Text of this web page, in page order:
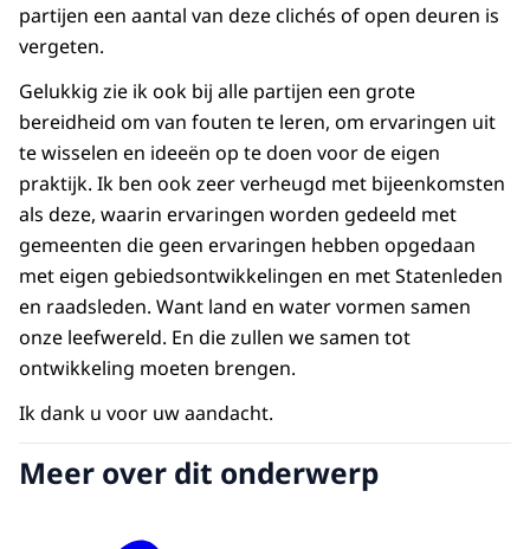
partijen een aantal van deze clichés of open deuren is
vergeten.
Gelukkig zie ik ook bij alle partijen een grote
bereidheid om van fouten te leren, om ervaringen uit
te wisselen en ideeën op te doen voor de eigen
praktijk. Ik ben ook zeer verheugd met bijeenkomsten
als deze, waarin ervaringen worden gedeeld met
gemeenten die geen ervaringen hebben opgedaan
met eigen gebiedsontwikkelingen en met Statenleden
en raadsleden. Want land en water vormen samen
onze leefwereld. En die zullen we samen tot
ontwikkeling moeten brengen.
Ik dank u voor uw aandacht.
Meer over dit onderwerp